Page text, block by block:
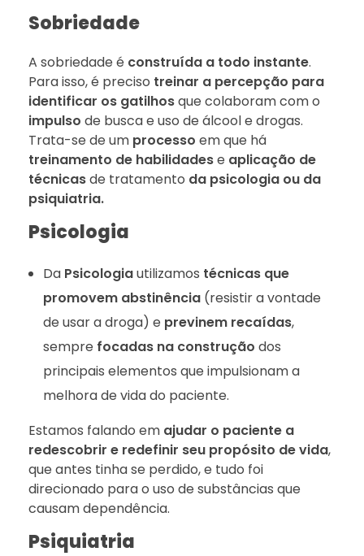
Sobriedade
A sobriedade é construída a todo instante.
Para isso, é preciso treinar a percepção para
identificar os gatilhosque colaboram com o
impulso de busca e uso de álcool e drogas.
Trata-se de um processo em que há
treinamento de habilidadese aplicação de
técnicasde tratamento da psicologia ou da
psiquiatria.
Psicologia
Da Psicologiautilizamos técnicas que
promovem abstinência(resistir a vontade
de usar a droga) e previnem recaídas,
sempre focadas na construção dos
principais elementos que impulsionam a
melhora de vida do paciente.
Estamos falando em ajudar o paciente a
redescobrir e redefinir seu propósito de vida,
que antes tinha se perdido, e tudo foi
direcionado para o uso de substâncias que
causam dependência.
Psiquiatria